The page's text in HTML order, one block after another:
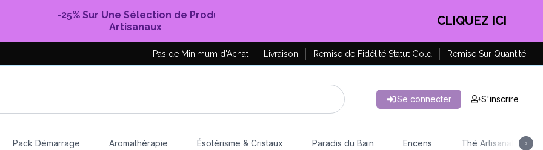
-25% Sur Une Sélection de Produits
Artisanaux
CLIQUEZ ICI
Pas de Minimum d'Achat Livraison Remise de Fidélité Statut Gold Remise Sur Quantité
Se connecter S'inscrire
Pack Démarrage Aromathérapie Ésotérisme & Cristaux Paradis du Bain Encens Thé Artisanal